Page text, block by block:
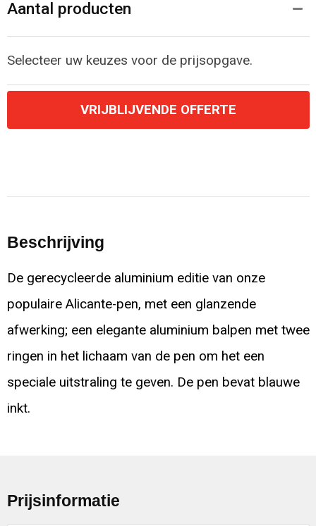
Aantal producten
Selecteer uw keuzes voor de prijsopgave.
VRIJBLIJVENDE OFFERTE
Beschrijving
De gerecycleerde aluminium editie van onze
populaire Alicante-pen, met een glanzende
afwerking; een elegante aluminium balpen met twee
ringen in het lichaam van de pen om het een
speciale uitstraling te geven. De pen bevat blauwe
inkt.
Prijsinformatie